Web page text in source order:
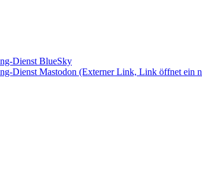
Dienst BlueSky
Dienst Mastodon (Externer Link, Link öffnet ein